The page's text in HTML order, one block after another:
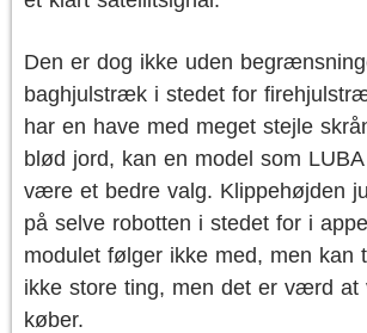
Den er dog ikke uden
baghjulstræk i stedet for
har en have med meget stejle
blød jord, kan en model som
være et bedre valg. Klippehøjden
på selve robotten i stedet for i
modulet følger ikke med, men kan
ikke store ting, men det er værd at
køber.